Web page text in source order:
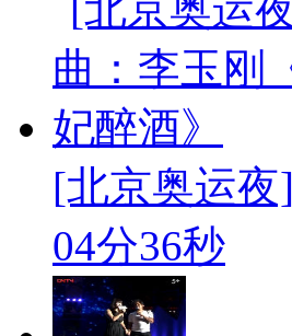
[北京奥运
04分36秒